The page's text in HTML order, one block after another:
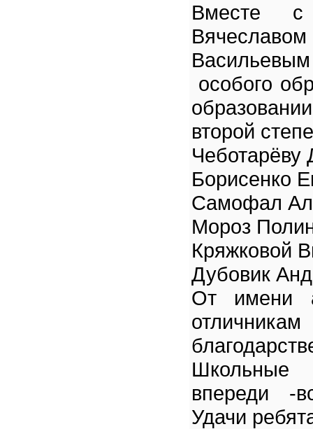
Вместе с
особого
второй
Борисенко
Самофал
Мороз
Кряжковой
Дубовик
От имени
Школьные
впереди -
Удачи